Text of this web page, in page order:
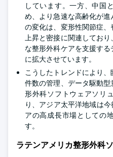
しています。一方、中国
め、より急速な高齢化が
の変化は、変形性関節症
上昇と密接に関連してお
な整形外科ケアを支援す
に拡大させています。
こうしたトレンドにより
件数の管理、データ駆動
形外科ソフトウェアソリ
り、アジア太平洋地域は
アの高成長市場としての
す。
ラテンアメリカ整形外科